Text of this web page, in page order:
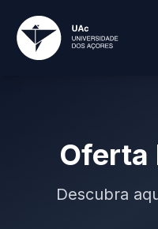
Oferta
Descubra